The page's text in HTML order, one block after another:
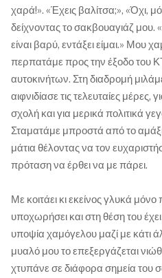
χαρά!». «Έχεις βαλίτσα;», «Όχι,
δείχνοντας το σακβουαγιάζ μου.
είναι βαρύ, εντάξει είμαι.» Μου
περπατάμε προς την έξοδο του
αυτοκινήτων. Στη διαδρομή
αιφνιδίασε τις τελευταίες
σχολή και για μερικά πολιτικά
Σταματάμε μπροστά από το
μάτια θέλοντας να τον
πρόταση να έρθει να με πάρει.
Με κοιτάει κι εκείνος γλυκά
υποχωρήσει και στη θέση του έχει
υποψία χαμόγελου μαζί με κάτι
μυαλό μου το επεξεργάζεται
χτυπάνε σε διάφορα σημεία του